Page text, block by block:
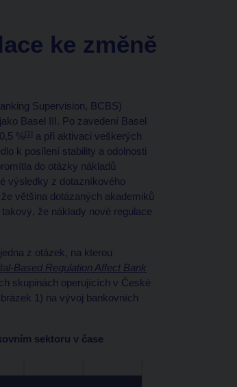
ke změně
Supervision, BCBS)
Basel III. Po zavedení Basel
%[1] a při aktivaci veškerých
k posílení stability a odolnosti
do otázky nákladů
výsledky z dotazníkového
většina dotázaných akademiků
že náklady nové regulace
z otázek, na kterou
Based Regulation Affect Bank
skupinách operujících v České
1) na vývoj bankovních
sektoru v čase